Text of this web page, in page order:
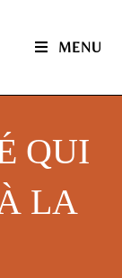
MENU
QUI
LA